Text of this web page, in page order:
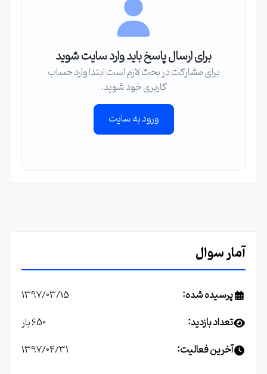
برای ارسال پاسخ باید وارد سایت شوید
برای مشارکت در بحث لازم است ابتدا وارد حساب
کاربری خود شوید.
ورود به سایت
آمار سوال
پرسیده شده: 1397/03/15
تعداد بازدید: 650 بار
آخرین فعالیت: 1397/04/31